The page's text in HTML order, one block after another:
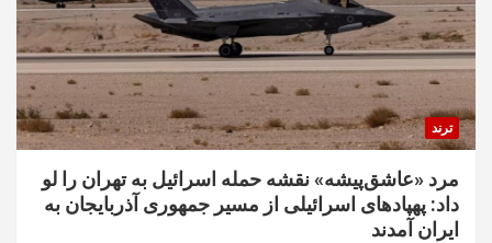
ترند
مرد «عاشق‌پیشه» نقشه حمله اسرائیل به تهران را لو
داد: پهپادهای اسرائیلی از مسیر جمهوری آذربایجان به
ایران آمدند